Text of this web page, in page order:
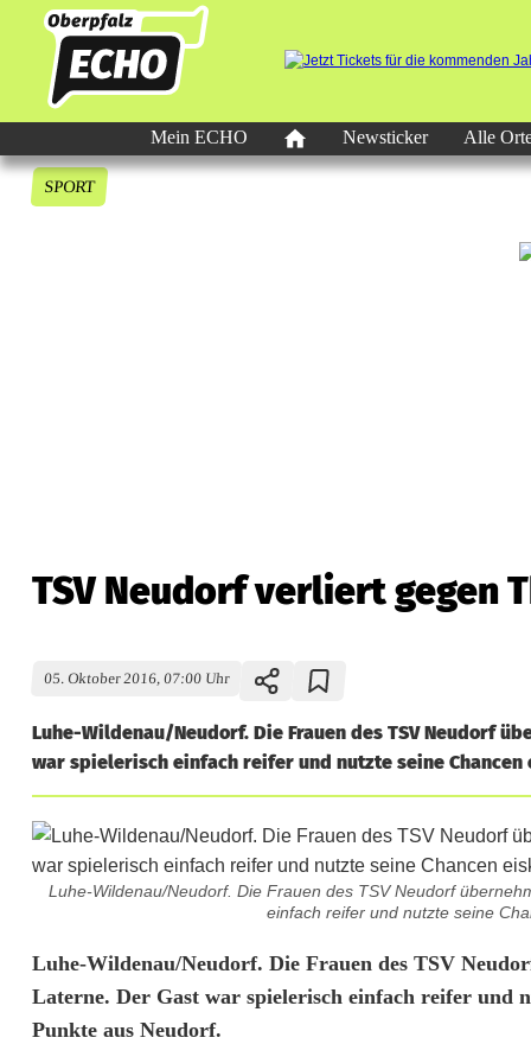
Mein ECHO Newsticker Alle
SPORT
TSV Neudorf verliert gegen
05. Oktober 2016, 07:00 Uhr
Luhe-Wildenau/Neudorf. Die Frauen des TSV Neudorf
war spielerisch einfach reifer und nutzte seine
Luhe-Wildenau/Neudorf. Die Frauen des TSV Neudorf
einfach reifer und nutzte seine
T
S
Luhe-Wildenau/Neudorf. Die Frauen des TSV
Laterne. Der Gast war spielerisch einfach reifer und
Punkte aus Neudorf.